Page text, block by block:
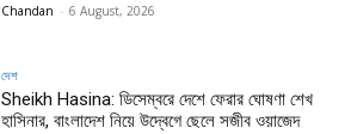
Chandan - 6 August, 2026
দেশ
Sheikh Hasina: ডিসেম্বরে দেশে ফেরার ঘোষণা শেখ
হাসিনার, বাংলাদেশ নিয়ে উদ্বেগে ছেলে সজীব ওয়াজেদ